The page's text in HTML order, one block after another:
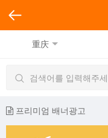
重庆
프리미엄 배너광고